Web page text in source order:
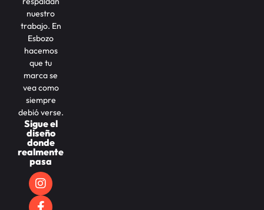
nuestro
trabajo. En
Esbozo
hacemos
que tu
marca se
vea como
siempre
debió verse.
Sigue el
diseño
donde
realmente
pasa